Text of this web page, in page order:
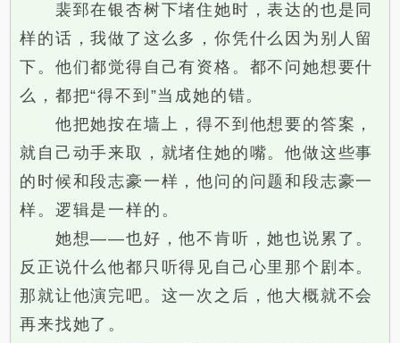
裴郅在银杏树下堵住她时，表达的也是同
样的话，我做了这么多，你凭什么因为别人留
下。他们都觉得自己有资格。都不问她想要什
么，都把“得不到”当成她的错。
他把她按在墙上，得不到他想要的答案，
就自己动手来取，就堵住她的嘴。他做这些事
的时候和段志豪一样，他问的问题和段志豪一
样。逻辑是一样的。
她想——也好，他不肯听，她也说累了。
反正说什么他都只听得见自己心里那个剧本。
那就让他演完吧。这一次之后，他大概就不会
再来找她了。